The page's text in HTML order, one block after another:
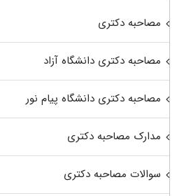
مصاحبه دکتری
مصاحبه دکتری دانشگاه آزاد
مصاحبه دکتری دانشگاه پیام نور
مدارک مصاحبه دکتری
سوالات مصاحبه دکتری